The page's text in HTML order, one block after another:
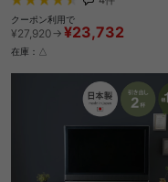
クーポン利用で
¥27,920→ ¥23,732
在庫：△